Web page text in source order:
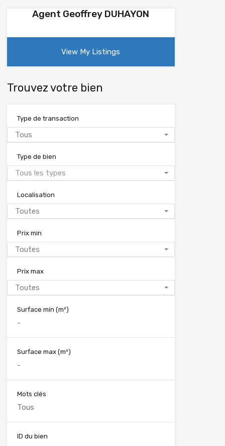
Agent Geoffrey DUHAYON
View My Listings
Trouvez votre bien
Type de transaction
Tous
Type de bien
Tous les types
Localisation
Toutes
Prix min
Toutes
Prix max
Toutes
Surface min (m²)
Surface max (m²)
Mots clés
ID du bien